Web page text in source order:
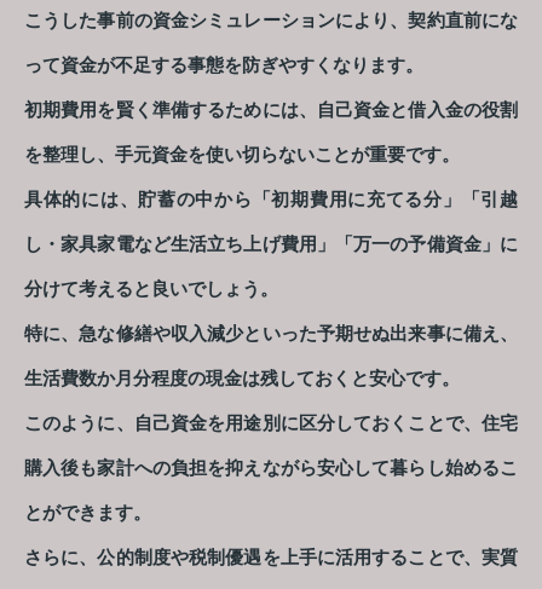
こうした事前の資金シミュレーションにより、契約直前にな
って資金が不足する事態を防ぎやすくなります。
初期費用を賢く準備するためには、自己資金と借入金の役割
を整理し、手元資金を使い切らないことが重要です。
具体的には、貯蓄の中から「初期費用に充てる分」「引越
し・家具家電など生活立ち上げ費用」「万一の予備資金」に
分けて考えると良いでしょう。
特に、急な修繕や収入減少といった予期せぬ出来事に備え、
生活費数か月分程度の現金は残しておくと安心です。
このように、自己資金を用途別に区分しておくことで、住宅
購入後も家計への負担を抑えながら安心して暮らし始めるこ
とができます。
さらに、公的制度や税制優遇を上手に活用することで、実質